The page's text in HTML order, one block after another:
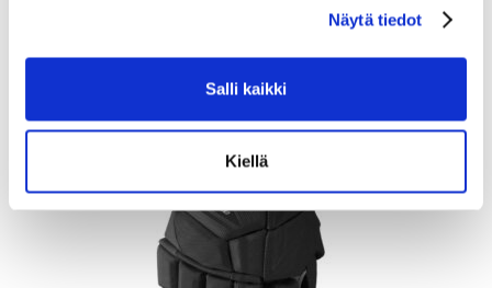
Näytä tiedot
Salli kaikki
Kiellä